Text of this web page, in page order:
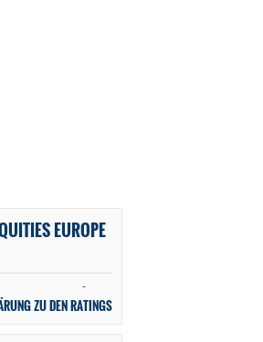
EUROPE
-
ZU DEN RATINGS